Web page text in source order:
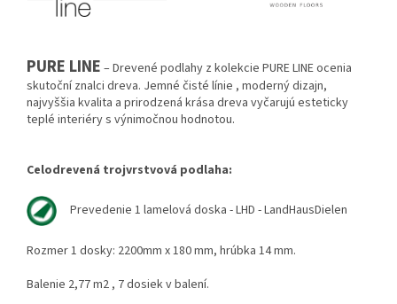
PURE LINE – Drevené podlahy z kolekcie PURE LINE ocenia
skutoční znalci dreva. Jemné čisté línie , moderný dizajn,
najvyššia kvalita a prirodzená krása dreva vyčarujú esteticky
teplé interiéry s výnimočnou hodnotou.
Celodrevená trojvrstvová podlaha:
Prevedenie 1 lamelová doska - LHD - LandHausDielen
Rozmer 1 dosky: 2200mm x 180 mm, hrúbka 14 mm.
Balenie 2,77 m2 , 7 dosiek v balení.